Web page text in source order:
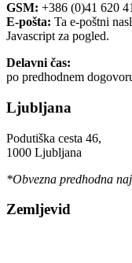
GSM: +386 (0)41 620
E-pošta: Ta e-poštni
Javascript za pogled.
Delavni čas:
po predhodnem
Ljubljana
Podutiška cesta 46,
1000 Ljubljana
*Obvezna predhodna
Zemljevid